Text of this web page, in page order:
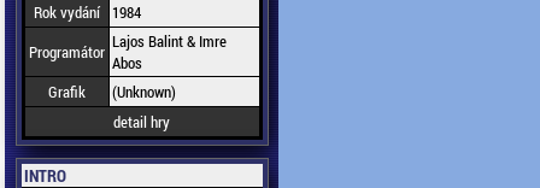
Rok vydání
1984
Programátor Lajos Balint & Imre
Abos
Grafik
(Unknown)
detail hry
INTRO